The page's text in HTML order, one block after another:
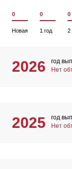
0
Новая
0
1 год
0
2
2026
год
Нет
2025
год
Нет